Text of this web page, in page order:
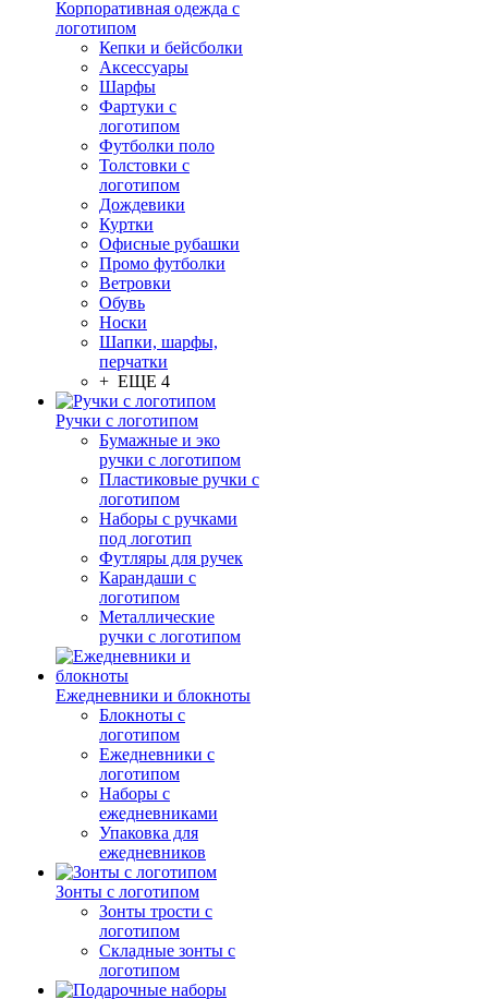
Корпоративная одежда с
логотипом
Кепки и бейсболки
Аксессуары
Шарфы
Фартуки с
логотипом
Футболки поло
Толстовки с
логотипом
Дождевики
Куртки
Офисные рубашки
Промо футболки
Ветровки
Обувь
Носки
Шапки, шарфы,
перчатки
+ ЕЩЕ 4
Ручки с логотипом
Бумажные и эко
ручки с логотипом
Пластиковые ручки с
логотипом
Наборы с ручками
под логотип
Футляры для ручек
Карандаши с
логотипом
Металлические
ручки с логотипом
Ежедневники и блокноты
Блокноты с
логотипом
Ежедневники с
логотипом
Наборы с
ежедневниками
Упаковка для
ежедневников
Зонты с логотипом
Зонты трости с
логотипом
Складные зонты с
логотипом